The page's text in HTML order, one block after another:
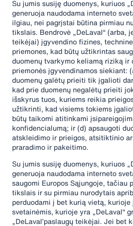
Su jumis susiję duomenys, kuriuos
generuoja naudodama interneto
ilgiau, nei pagrįstai būtina pirmiau
tikslais. Bendrovė „DeLaval“ (arba,
teikėjai) įgyvendino fizines,
priemones, kad būtų užtikrintas
duomenų tvarkymo keliamą riziką ir
priemonės įgyvendinamos siekiant:
duomenų galėtų prieiti tik įgalioti
kad prie duomenų negalėtų prieiti
išskyrus tuos, kuriems reikia
užtikrinti, kad visiems tokiems
būtų taikomi atitinkami
konfidencialumą; ir (d) apsaugoti
atskleidimo ir prieigos, atsitiktinio
praradimo ir pakeitimo.
Su jumis susiję duomenys, kuriuos
generuoja naudodama interneto
saugomi Europos Sąjungoje, tačiau
tikslais ir su pirmiau nurodytais
perduodami į bet kurią vietą,
svetainėmis, kurioje yra „DeLaval“
„DeLaval’paslaugų teikėjai. Jei bet